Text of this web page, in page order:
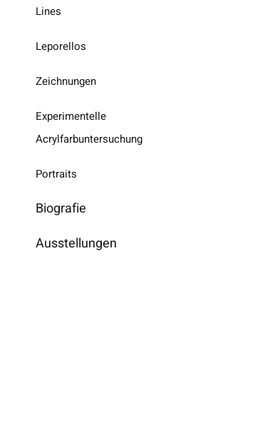
Lines
Leporellos
Zeichnungen
Experimentelle
Acrylfarbuntersuchung
Portraits
Biografie
Ausstellungen